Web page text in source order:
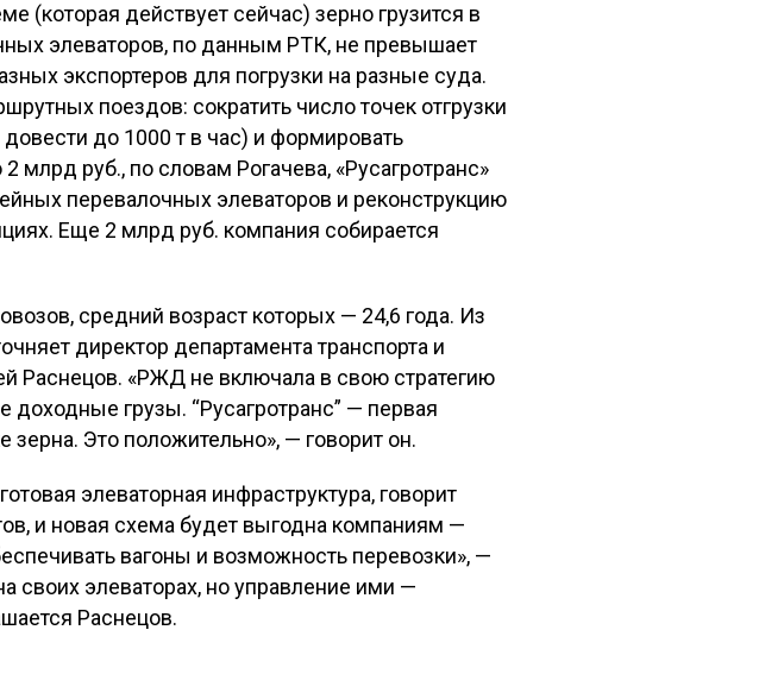
(которая действует сейчас) зерно грузится в
элеваторов, по данным РТК, не превышает
экспортеров для погрузки на разные суда.
поездов: сократить число точек отгрузки
до 1000 т в час) и формировать
млрд руб., по словам Рогачева, «Русагротранс»
перевалочных элеваторов и реконструкцию
Еще 2 млрд руб. компания собирается
средний возраст которых — 24,6 года. Из
директор департамента транспорта и
Раснецов. «РЖД не включала в свою стратегию
доходные грузы. “Русагротранс” — первая
зерна. Это положительно», — говорит он.
элеваторная инфраструктура, говорит
и новая схема будет выгодна компаниям —
вагоны и возможность перевозки», —
своих элеваторах, но управление ими —
Раснецов.